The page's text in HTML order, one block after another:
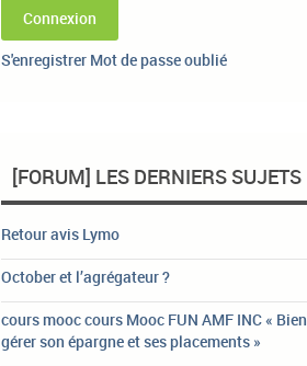
Connexion
S'enregistrer Mot de passe oublié
[FORUM] LES DERNIERS SUJETS
Retour avis Lymo
October et l’agrégateur ?
cours mooc cours Mooc FUN AMF INC « Bien
gérer son épargne et ses placements »